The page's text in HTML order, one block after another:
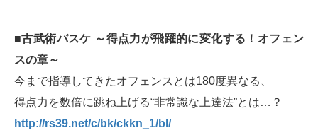
■古武術バスケ ～得点力が飛躍的に変化する！オフェン
スの章～
今まで指導してきたオフェンスとは180度異なる、
得点力を数倍に跳ね上げる“非常識な上達法”とは…？
http://rs39.net/c/bk/ckkn_1/bl/